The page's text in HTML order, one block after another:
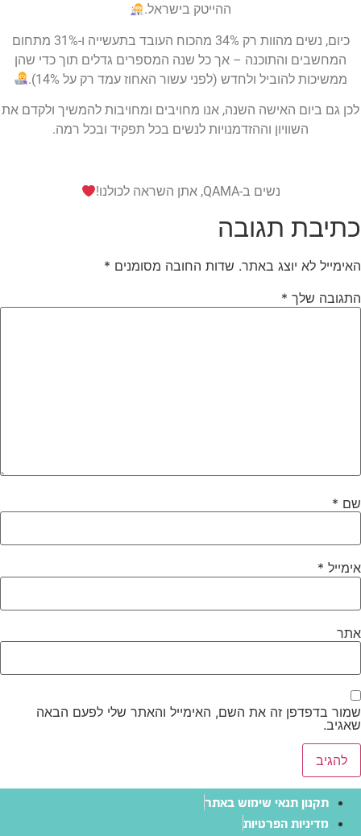
ההייטק בישראל.
כיום, נשים מהוות רק 34% מהכוח העובד בתעשייה ו-31% מתחום
המחשבים והתוכנה – אך כל שנה המספרים גדלים תוך כדי שהן
ממשיכות להוביל ולחדש (לפני עשור האחוז עמד רק על 14%).
לכן גם ביום האישה השנה, אנו מחויבים ומחויבות להמשיך ולקדם את
השוויון וההזדמנויות לנשים בכל תפקיד ובכל רמה.
נשים ב-QAMA, אתן השראה לכולנו!
כתיבת תגובה
האימייל לא יוצג באתר. שדות החובה מסומנים *
התגובה שלך *
שם *
אימייל *
אתר
שמור בדפדפן זה את השם, האימייל והאתר שלי לפעם הבאה
שאגיב.
תקנון תנאי שימוש באתר
מדיניות הפרטיות